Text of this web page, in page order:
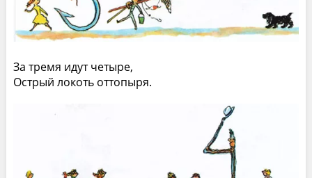
За тремя идут четыре,
Острый локоть оттопыря.